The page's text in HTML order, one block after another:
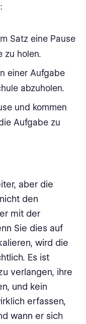
Satz eine Pause
zu holen.
einer Aufgabe
abzuholen.
und kommen
Aufgabe zu
aber die
den
mit der
Sie dies auf
wird die
Es ist
verlangen, ihre
und kein
erfassen,
wann er sich